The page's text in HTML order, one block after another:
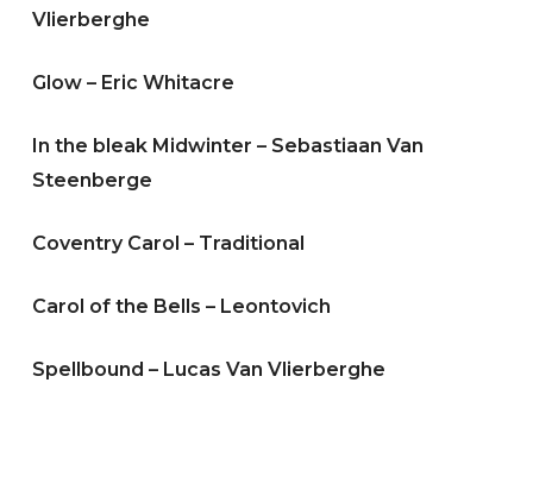
Vlierberghe
Glow – Eric Whitacre
In the bleak Midwinter – Sebastiaan Van
Steenberge
Coventry Carol – Traditional
Carol of the Bells – Leontovich
Spellbound – Lucas Van Vlierberghe